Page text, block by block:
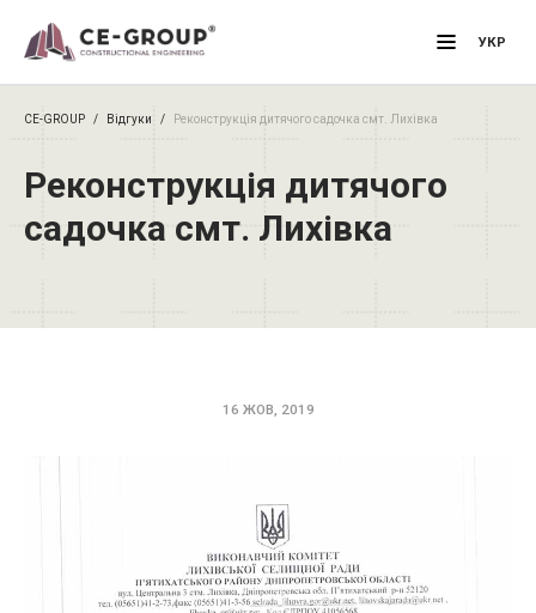
Primary
УКР
CE-GROUP / Відгуки / Реконструкція дитячого садочка смт. Лихівка
Реконструкція дитячого
садочка смт. Лихівка
16 ЖОВ, 2019